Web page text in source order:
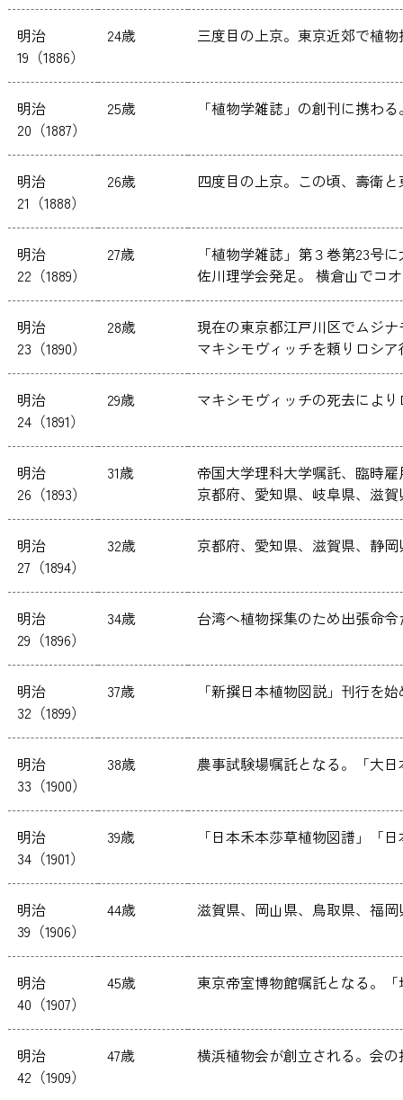
明治
19（1886）
24歳 三度目の上京。東京近郊で植
明治
20（1887）
25歳 「植物学雑誌」の創刊に携わ
明治
21（1888）
26歳 四度目の上京。この頃、壽衛
明治
22（1889）
27歳
「植物学雑誌」第３巻第23号
佐川理学会発足。 横倉山でコ
明治
23（1890）
28歳
現在の東京都江戸川区でムジ
マキシモヴィッチを頼りロシ
明治
24（1891）
29歳 マキシモヴィッチの死去によ
明治
26（1893）
31歳
帝国大学理科大学嘱託、臨時
京都府、愛知県、岐阜県、滋
明治
27（1894）
32歳 京都府、愛知県、滋賀県、静
明治
29（1896）
34歳 台湾へ植物採集のため出張命
明治
32（1899）
37歳 「新撰日本植物図説」刊行を
明治
33（1900）
38歳 農事試験場嘱託となる。「大
明治
34（1901）
39歳 「日本禾本莎草植物図譜」「
明治
39（1906）
44歳 滋賀県、岡山県、鳥取県、福
明治
40（1907）
45歳 東京帝室博物館嘱託となる。
明治
42（1909）
47歳 横浜植物会が創立される。会